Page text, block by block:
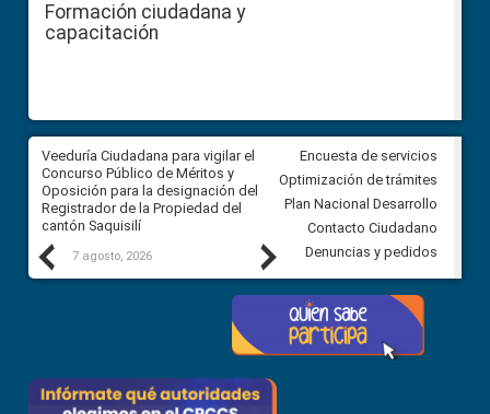
Formación ciudadana y
capacitación
Previous
Veeduría Ciudadana para vigilar el
Concurso Público de Méritos y
Oposición para la designación del
Registrador de la Propiedad del
cantón Saquisilí
7 agosto, 2026
Veeduría Ciudadana para
construcción del asfaltado de
Ballenita del cantón Santa
7 agosto, 2026
Next
Encuesta de servicios
Optimización de trámites
Plan Nacional Desarrollo
Contacto Ciudadano
Denuncias y pedidos